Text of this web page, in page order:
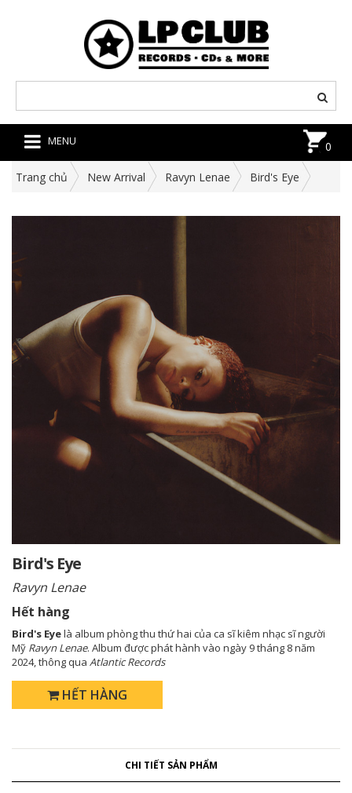
MENU 0
Trang chủ New Arrival Ravyn Lenae Bird's Eye
Bird's Eye
Ravyn Lenae
Hết hàng
Bird's Eyelà album phòng thu thứ hai của ca sĩ kiêm nhạc sĩ người
Mỹ Ravyn Lenae. Album được phát hành vào ngày 9 tháng 8 năm
2024, thông qua Atlantic Records
HẾT HÀNG
CHI TIẾT SẢN PHẨM